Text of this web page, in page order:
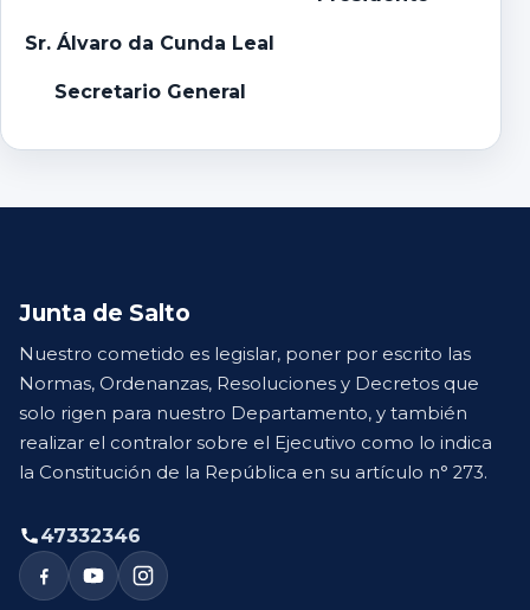
Sr. Álvaro da Cunda Leal
Secretario General
Junta de Salto
Nuestro cometido es legislar, poner por escrito las
Normas, Ordenanzas, Resoluciones y Decretos que
solo rigen para nuestro Departamento, y también
realizar el contralor sobre el Ejecutivo como lo indica
la Constitución de la República en su artículo n° 273.
47332346